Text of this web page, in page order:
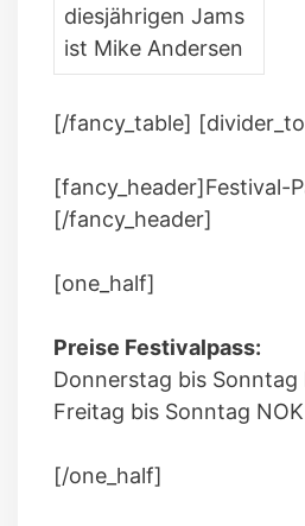
diesjährigen Jams
ist Mike Andersen
[/fancy_table]
[fancy_header]Festival-
[/fancy_header]
[one_half]
Preise Festivalpass:
Donnerstag bis Sonntag
Freitag bis Sonntag
[/one_half]